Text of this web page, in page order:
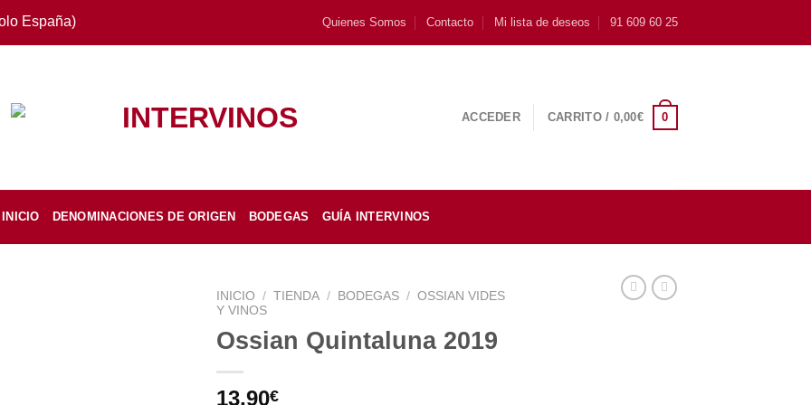
España) Quienes Somos Contacto Mi lista de deseos 91 609 60 25
ACCEDER CARRITO / 0,00€ 0
INICIO DENOMINACIONES DE ORIGEN BODEGAS GUÍA INTERVINOS
INICIO / TIENDA / BODEGAS / OSSIAN VIDES
Y VINOS
Ossian Quintaluna 2019
13,90€